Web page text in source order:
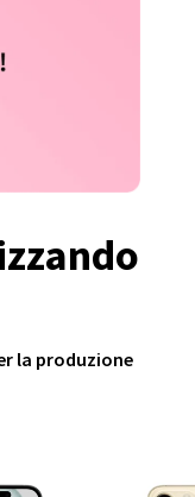
la produzione